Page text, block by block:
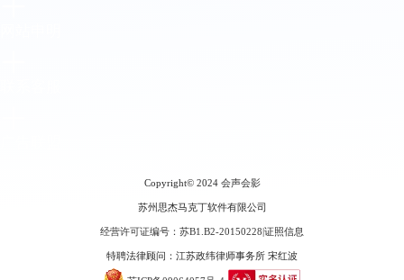
Copyright© 2024 会声会影
苏州思杰马克丁软件有限公司
经营许可证编号：苏B1.B2-20150228 证照信息
特聘法律顾问：江苏政纬律师事务所 宋红波